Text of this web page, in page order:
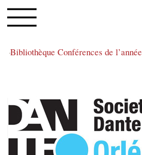
Bibliothèque Conférences de l’année